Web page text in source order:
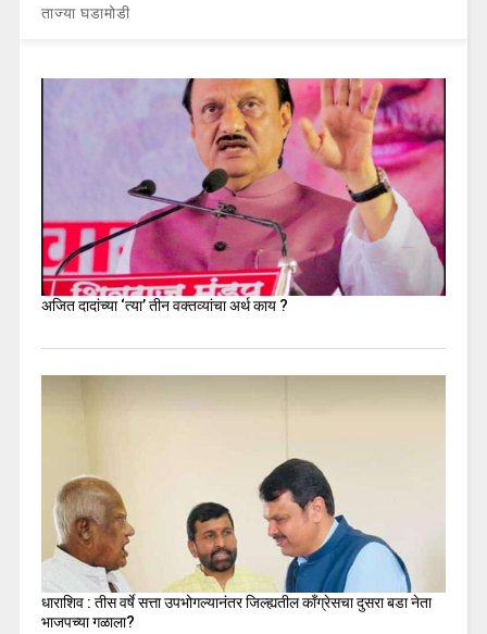
ताज्या घडामोडी
अजित दादांच्या ‘त्या’ तीन वक्तव्यांचा अर्थ काय ?
धाराशिव : तीस वर्षे सत्ता उपभोगल्यानंतर जिल्ह्यतील कॉंग्रेसचा दुसरा बडा नेता
भाजपच्या गळाला?